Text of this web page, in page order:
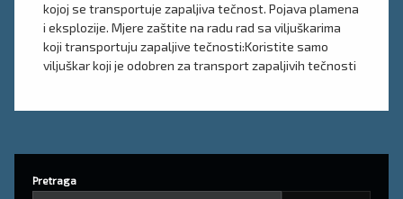
kojoj se transportuje zapaljiva tečnost. Pojava plamena
i eksplozije. Mjere zaštite na radu rad sa viljuškarima
koji transportuju zapaljive tečnosti:Koristite samo
viljuškar koji je odobren za transport zapaljivih tečnosti
Pretraga